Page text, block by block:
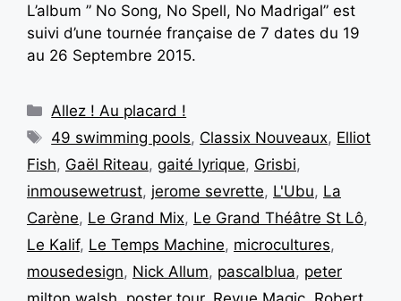
L’album ” No Song, No Spell, No Madrigal” est
suivi d’une tournée française de 7 dates du 19
au 26 Septembre 2015.
Allez ! Au placard !
49 swimming pools, Classix Nouveaux, Elliot
Fish, Gaël Riteau, gaité lyrique, Grisbi,
inmousewetrust, jerome sevrette, L'Ubu, La
Carène, Le Grand Mix, Le Grand Théâtre St Lô,
Le Kalif, Le Temps Machine, microcultures,
mousedesign, Nick Allum, pascalblua, peter